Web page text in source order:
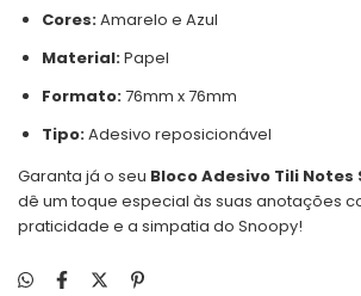
Cores:Amarelo e Azul
Material:Papel
Formato:76mm x 76mm
Tipo:Adesivo reposicionável
Garanta já o seu Bloco Adesivo Tili Notes
dê um toque especial às suas anotações
praticidade e a simpatia do Snoopy!